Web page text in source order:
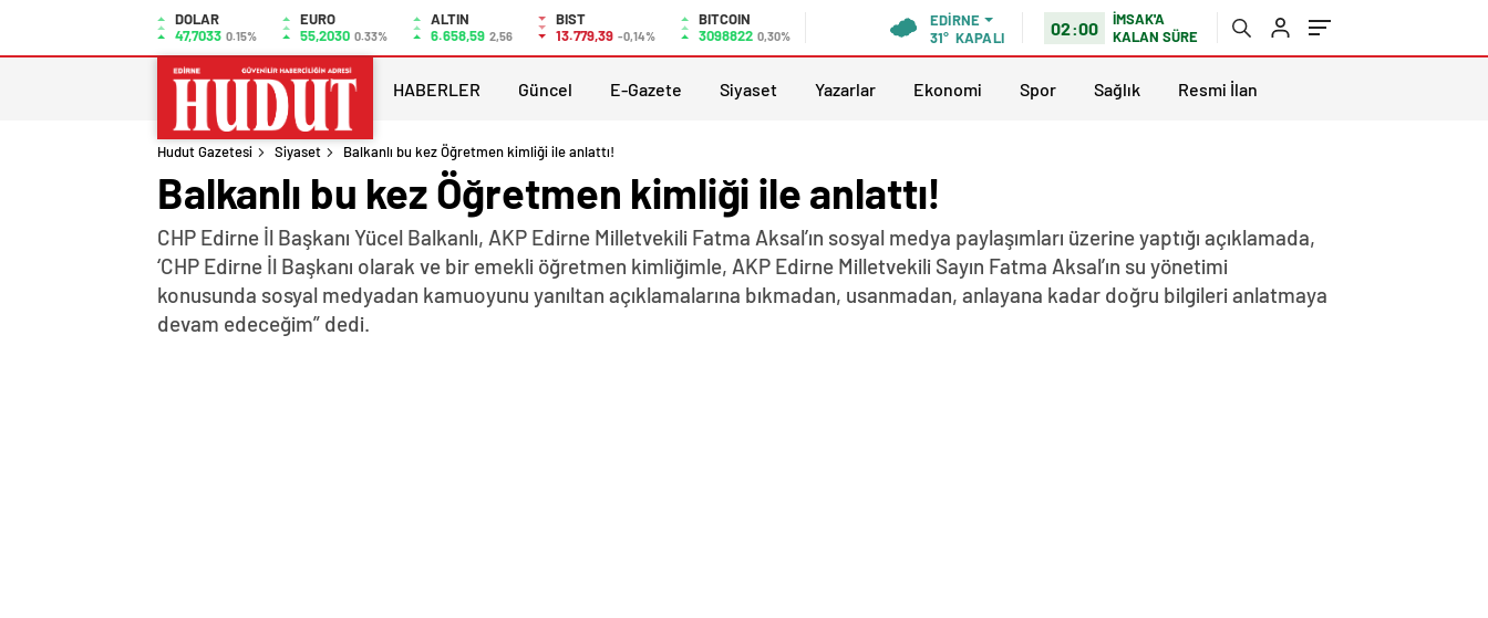
DOLAR
47,7033 0.15%
EURO
55,2030 0.33%
ALTIN
6.658,59 2,56
BIST
13.779,39 -0,14%
BITCOIN
3098822 0,30%
EDIRNE
31° KAPALI 02:00
İMSAK'A
KALAN SÜRE
HABERLER Güncel E-Gazete Siyaset Yazarlar Ekonomi Spor Sağlık Resmi İlan
Hudut Gazetesi Siyaset Balkanlı bu kez Öğretmen kimliği ile anlattı!
Balkanlı bu kez Öğretmen kimliği ile anlattı!
CHP Edirne İl Başkanı Yücel Balkanlı, AKP Edirne Milletvekili Fatma Aksal’ın sosyal medya paylaşımları üzerine yaptığı açıklamada,
‘CHP Edirne İl Başkanı olarak ve bir emekli öğretmen kimliğimle, AKP Edirne Milletvekili Sayın Fatma Aksal’ın su yönetimi
konusunda sosyal medyadan kamuoyunu yanıltan açıklamalarına bıkmadan, usanmadan, anlayana kadar doğru bilgileri anlatmaya
devam edeceğim” dedi.